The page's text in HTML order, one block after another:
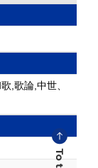
,歌論,中世、